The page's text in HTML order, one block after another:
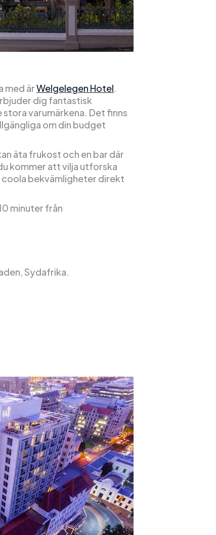
med ärWelgelegen Hotel.
dig fantastisk
stora varumärkena. Det finns
om din budget
äta frukost och en bar där
kommer att vilja utforska
bekvämligheter direkt
minuter från
Sydafrika.